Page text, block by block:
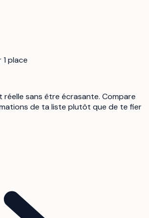
place
réelle sans être écrasante. Compare
de ta liste plutôt que de te fier